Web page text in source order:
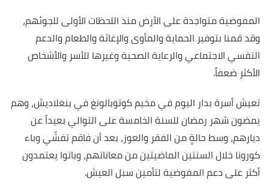
المفوضية متواجدة على الأرض منذ اللحظات الأولى للجوئهم،
وقد قمنا بتوفير الحماية والمأوى والإغاثة والطعام والدعم
النفسي الاجتماعي والرعاية الصحية وغيرها للأسر والأشخاص
الأكثر ضعفاً.
تعيش أسرة بدار اليوم في مخيم كوتوبالونغ في بنغلاديش، وهم
يمضون شهر رمضان للسنة الخامسة على التوالي بعيداً عن
ديارهم، وسط حالةٍ من الفقر والعوز، بعد أن فاقم تفشّي وباء
كورونا خلال السنتين الماضيتين من معاناتهم، وباتوا يعتمدون
أكثر على دعم المفوضية لتأمين سبل العيش.